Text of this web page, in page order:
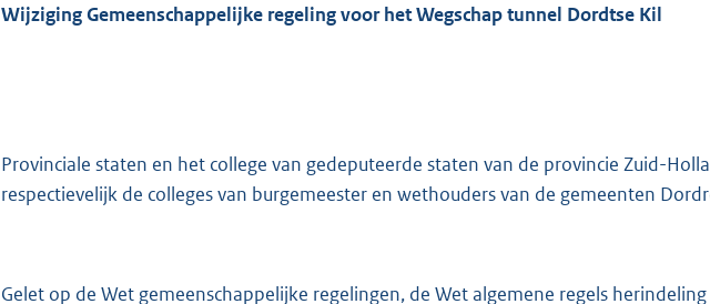
Wijziging Gemeenschappelijke regeling voor het Wegschap tunnel Dordtse Kil
Provinciale staten en het college van gedeputeerde staten van de provincie Zuid-
respectievelijk de colleges van burgemeester en wethouders van de gemeenten
Gelet op de Wet gemeenschappelijke regelingen, de Wet algemene regels